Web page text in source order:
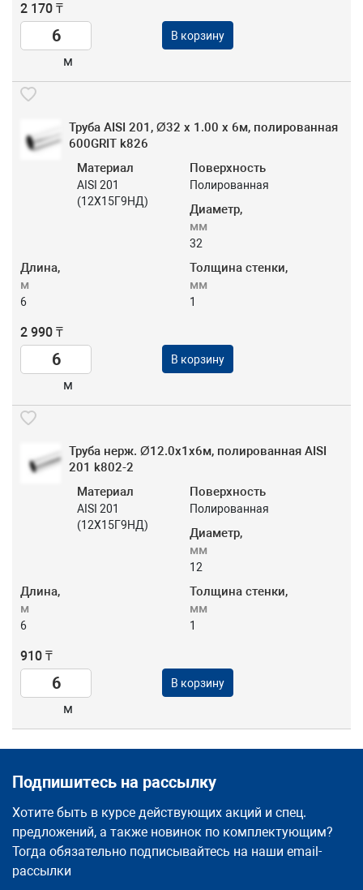
2 170 ₸
м
В корзину
Труба AISI 201, Ø32 х 1.00 х 6м, полированная
600GRIT k826
Материал
AISI 201
(12Х15Г9НД)
Поверхность
Полированная
Диаметр,
мм
32
Длина,
м
6
Толщина стенки,
мм
1
2 990 ₸
м
В корзину
Труба нерж. Ø12.0x1х6м, полированная AISI
201 k802-2
Материал
AISI 201
(12Х15Г9НД)
Поверхность
Полированная
Диаметр,
мм
12
Длина,
м
6
Толщина стенки,
мм
1
910 ₸
м
В корзину
Подпишитесь на рассылку
Хотите быть в курсе действующих акций и спец.
предложений, а также новинок по комплектующим?
Тогда обязательно подписывайтесь на наши email-
рассылки